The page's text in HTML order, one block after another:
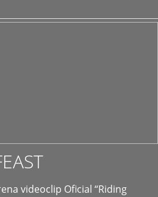
videoclip Oficial “Riding